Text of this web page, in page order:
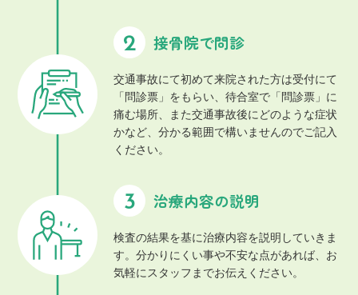
接骨院で問診
交通事故にて初めて来院された方は受付にて
「問診票」をもらい、待合室で「問診票」に
痛む場所、また交通事故後にどのような症状
かなど、分かる範囲で構いませんのでご記入
ください。
治療内容の説明
検査の結果を基に治療内容を説明していきま
す。分かりにくい事や不安な点があれば、お
気軽にスタッフまでお伝えください。